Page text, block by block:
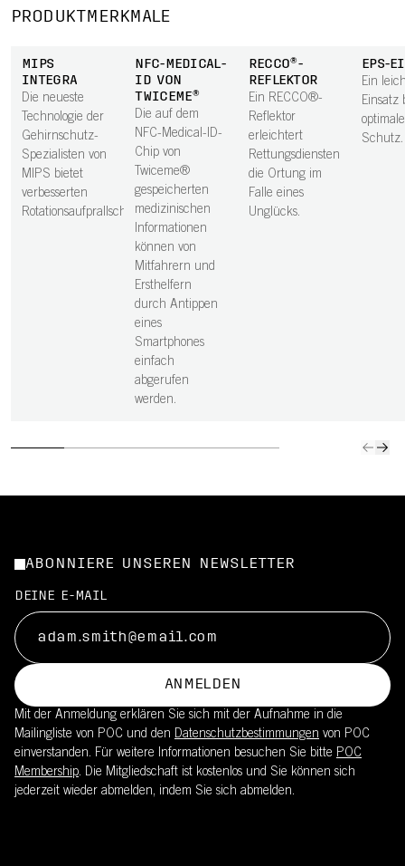
PRODUKTMERKMALE
MIPS
INTEGRA
Die neueste
Technologie der
Gehirnschutz-
Spezialisten von
MIPS bietet
verbesserten
Rotationsaufprallschutz.
NFC-MEDICAL-
ID VON
TWICEME®
Die auf dem
NFC-Medical-ID-
Chip von
Twiceme®
gespeicherten
medizinischen
Informationen
können von
Mitfahrern und
Ersthelfern
durch Antippen
eines
Smartphones
einfach
abgerufen
werden.
RECCO®-
REFLEKTOR
Ein RECCO®-
Reflektor
erleichtert
Rettungsdiensten
die Ortung im
Falle eines
Unglücks.
EPS-
Ein
Einsatz
Schutz.
ABONNIERE UNSEREN NEWSLETTER
DEINE E-MAIL
ANMELDEN
Mit der Anmeldung erklären Sie sich mit der Aufnahme in die
Mailingliste von POC und den Datenschutzbestimmungen von POC
einverstanden. Für weitere Informationen besuchen Sie bitte POC
Membership. Die Mitgliedschaft ist kostenlos und Sie können sich
jederzeit wieder abmelden, indem Sie sich abmelden.